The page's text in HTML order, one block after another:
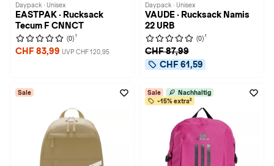
Daypack · Unisex
EASTPAK · Rucksack
Tecum F CNNCT
(0) 1
CHF 83,99 UVP CHF 120,95
Daypack · Unisex
VAUDE · Rucksack Namis
22 URB
(0) 1
CHF 87,99
CHF 61,59
Sale Sale
Nachhaltig
-15% extra²